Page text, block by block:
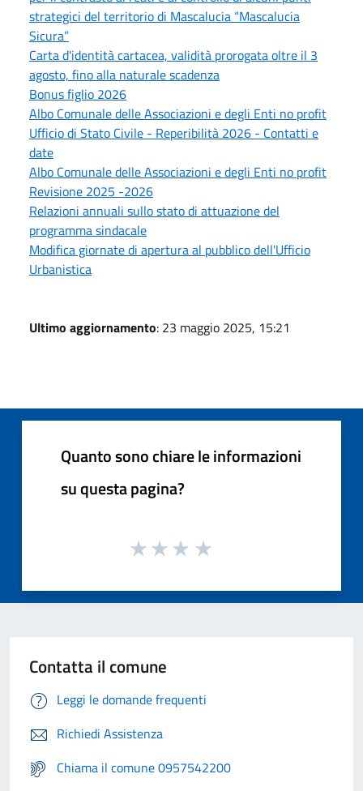
strategici del territorio di Mascalucia “Mascalucia
Sicura”
Carta d'identità cartacea, validità prorogata oltre il 3
agosto, fino alla naturale scadenza
Bonus figlio 2026
Albo Comunale delle Associazioni e degli Enti no profit
Ufficio di Stato Civile - Reperibilità 2026 - Contatti e
date
Albo Comunale delle Associazioni e degli Enti no profit
Revisione 2025 -2026
Relazioni annuali sullo stato di attuazione del
programma sindacale
Modifica giornate di apertura al pubblico dell'Ufficio
Urbanistica
Ultimo aggiornamento: 23 maggio 2025, 15:21
Quanto sono chiare le informazioni
su questa pagina?
Contatta il comune
Leggi le domande frequenti
Richiedi Assistenza
Chiama il comune 0957542200